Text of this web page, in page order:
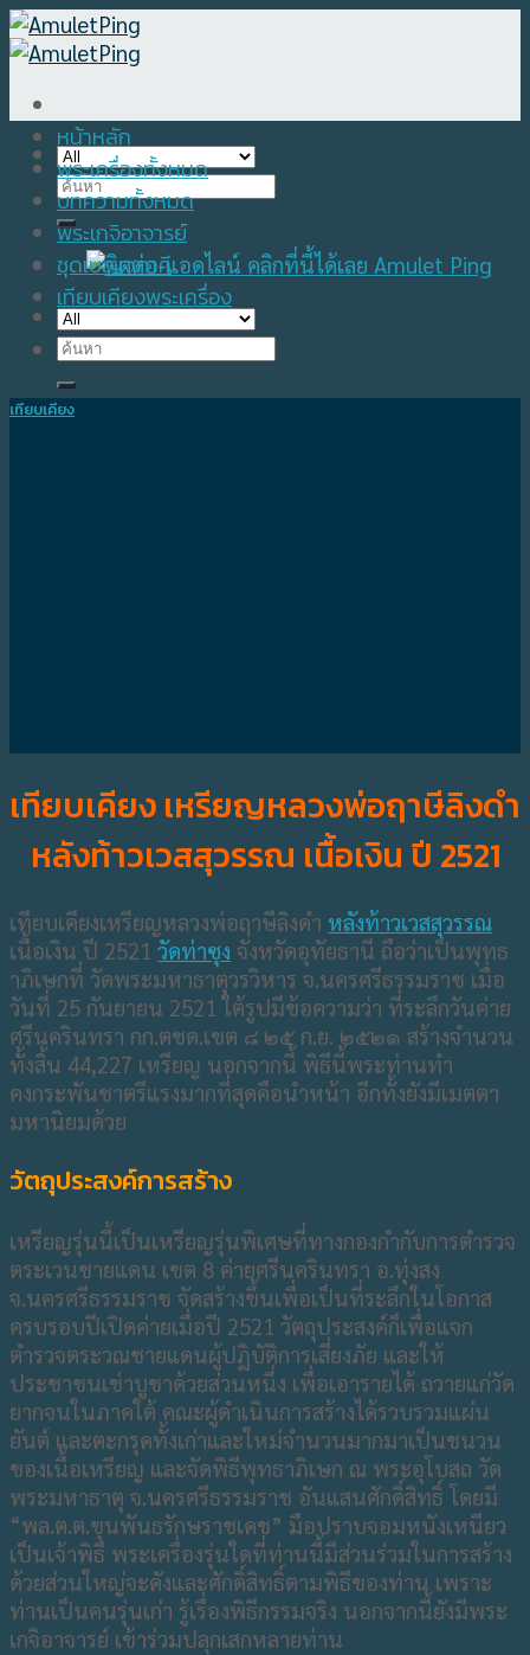
Skip
to
Search
for:
Search
หน้าหลัก
พระเครื่องทั้งหมด
บทความทั้งหมด
พระเกจิอาจารย์
ชุดเบญจภาคี
เทียบเคียงพระเครื่อง
เทียบเคียง
เทียบเคียง เหรียญหลวงพ่อฤาษีลิงดำ
หลังท้าวเวสสุวรรณ เนื้อเงิน ปี 2521
เทียบเคียงเหรียญหลวงพ่อฤาษีลิงดำ หลังท้าวเวสสุวรรณ
เนื้อเงิน ปี 2521 วัดท่าซุง จังหวัดอุทัยธานี ถือว่าเป็นพุทธ
าภิเษกที่ วัดพระมหาธาตุวรวิหาร จ.นครศรีธรรมราช เมื่อ
วันที่ 25 กันยายน 2521 ใต้รูปมีข้อความว่า ที่ระลึกวันค่าย
ศรีนครินทรา กก.ตชด.เขต ๘ ๒๕ ก.ย. ๒๕๒๑ สร้างจำนวน
ทั้งสิ้น 44,227 เหรียญ นอกจากนี้ พิธีนี้พระท่านทำ
คงกระพันชาตรีแรงมากที่สุดคือนำหน้า อีกทั้งยังมีเมตตา
มหานิยมด้วย
วัตถุประสงค์การสร้าง
เหรียญรุ่นนี้เป็นเหรียญรุ่นพิเศษที่ทางกองกำกับการตำรวจ
ตระเวนชายแดน เขต 8 ค่ายศรีนครินทรา อ.ทุ่งสง
จ.นครศรีธรรมราช จัดสร้างขึ้นเพื่อเป็นที่ระลึกในโอกาส
ครบรอบปีเปิดค่ายเมื่อปี 2521 วัตถุประสงค์ก็เพื่อแจก
ตำรวจตระวณชายแดนผู้ปฏิบัติการเสี่ยงภัย และให้
ประชาชนเช่าบูชาด้วยส่วนหนึ่ง เพื่อเอารายได้ ถวายแก่วัด
ยากจนในภาคใต้ คณะผู้ดำเนินการสร้างได้รวบรวมแผ่น
ยันต์ และตะกรุดทั้งเก่าและใหม่จำนวนมากมาเป็นชนวน
ของเนื้อเหรียญ และจัดพิธีพุทธาภิเษก ณ พระอุโบสถ วัด
พระมหาธาตุ จ.นครศรีธรรมราช อันแสนศักดิ์สิทธิ์ โดยมี
“พล.ต.ต.ขุนพันธรักษราชเดช” มือปราบจอมหนังเหนียว
เป็นเจ้าพิธี พระเครื่องรุ่นใดที่ท่านนี้มีส่วนร่วมในการสร้าง
ด้วยส่วนใหญ่จะดังและศักดิ์สิทธิ์ตามพิธีของท่าน เพราะ
ท่านเป็นคนรุ่นเก่า รู้เรื่องพิธีกรรมจริง นอกจากนี้ยังมีพระ
เกจิอาจารย์ เข้าร่วมปลุกเสกหลายท่าน